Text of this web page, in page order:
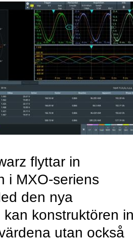
flyttar in
i MXO-seriens
den nya
kan konstruktören
utan också